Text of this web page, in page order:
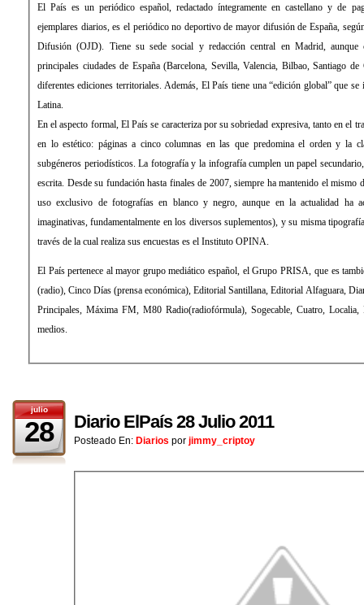
El País es un periódico español, redactado íntegramente en castellano y de pago. Con una media de 431.034
ejemplares diarios, es el periódico no deportivo de mayor difusión de España, según la Oficina de Justificación de la
Difusión (OJD). Tiene su sede social y redacción central en Madrid, aunque cuenta con delegaciones en las
principales ciudades de España (Barcelona, Sevilla, Valencia, Bilbao, Santiago de Compostela) desde las que edita
diferentes ediciones territoriales. Además, El País tiene una “edición global” que se imprime y distribuye en América
Latina.
En el aspecto formal, El País se caracteriza por su sobriedad expresiva, tanto en el tratamiento de la información como
en lo estético: páginas a cinco columnas en las que predomina el orden y la clara distribución de los distintos
subgéneros periodísticos. La fotografía y la infografía cumplen un papel secundario, de mero apoyo a la información
escrita. Desde su fundación hasta finales de 2007, siempre ha mantenido el mismo diseño, sin apenas evolución (con
uso exclusivo de fotografías en blanco y negro, aunque en la actualidad ha aceptado el color y formas más
imaginativas, fundamentalmente en los diversos suplementos), y su misma tipografía: la Times Roman. La empresa a
través de la cual realiza sus encuestas es el Instituto OPINA.
El País pertenece al mayor grupo mediático español, el Grupo PRISA, que es también propietario de la Cadena SER
(radio), Cinco Días (prensa económica), Editorial Santillana, Editorial Alfaguara, Diario As (prensa deportiva), Los 40
Principales, Máxima FM, M80 Radio(radiofórmula), Sogecable, Cuatro, Localia, Digital+ (televisión), entre otros
medios.
julio
28 Diario ElPaís 28 Julio 2011
Posteado En: Diarios por jimmy_criptoy